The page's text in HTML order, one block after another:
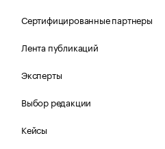
Сертифицированные партнеры
Лента публикаций
Эксперты
Выбор редакции
Кейсы